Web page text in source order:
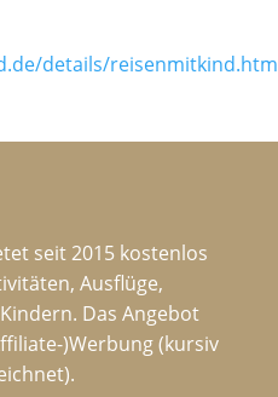
details/
seit 2015 kostenlos
Ausflüge,
Das Angebot
)Werbung (kursiv